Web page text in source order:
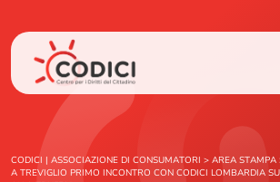
Chi Siamo
CODICI | ASSOCIAZIONE DI CONSUMATORI > AREA STAMPA
A TREVIGLIO PRIMO INCONTRO CON CODICI LOMBARDIA